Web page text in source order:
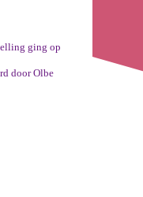
ging op
door Olbe